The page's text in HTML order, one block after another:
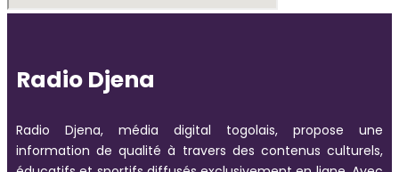
Radio Djena
Radio Djena, média digital togolais, propose une
information de qualité à travers des contenus culturels,